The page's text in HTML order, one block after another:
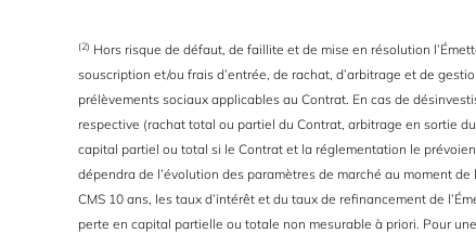
(2) Hors risque de défaut, de faillite et de mise en résolution
souscription et/ou frais d’entrée, de rachat, d’arbitrage et de
prélèvements sociaux applicables au Contrat. En cas de
respective (rachat total ou partiel du Contrat, arbitrage en sortie
capital partiel ou total si le Contrat et la réglementation le
dépendra de l’évolution des paramètres de marché au moment
CMS 10 ans, les taux d’intérêt et du taux de refinancement de
perte en capital partielle ou totale non mesurable à priori. Pour